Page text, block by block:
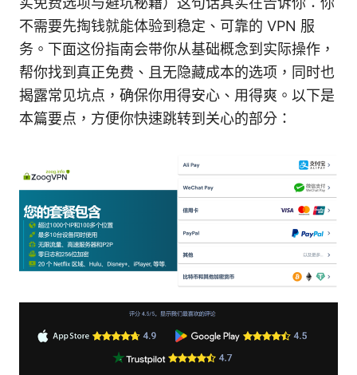
不需要先掏钱就能体验到稳定、可靠的 VPN 服
务。下面这份指南会带你从基础概念到实际操作，
帮你找到真正免费、且无隐藏成本的选项，同时也
揭露常见坑点，确保你用得安心、用得爽。以下是
本篇要点，方便你快速跳转到关心的部分：